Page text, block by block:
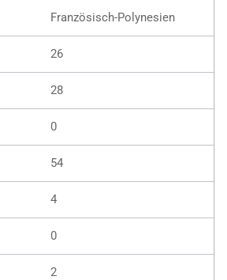
Französisch-Polynesien
26
28
0
54
4
0
2